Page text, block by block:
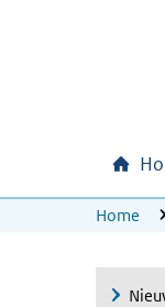
Hoofdnavigatie
U
Home